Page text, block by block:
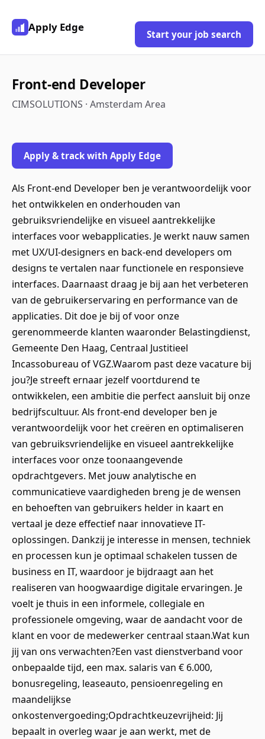
Apply Edge
Start your job search
Front-end Developer
CIMSOLUTIONS · Amsterdam Area
Apply & track with Apply Edge
Als Front-end Developer ben je verantwoordelijk voor
het ontwikkelen en onderhouden van
gebruiksvriendelijke en visueel aantrekkelijke
interfaces voor webapplicaties. Je werkt nauw samen
met UX/UI-designers en back-end developers om
designs te vertalen naar functionele en responsieve
interfaces. Daarnaast draag je bij aan het verbeteren
van de gebruikerservaring en performance van de
applicaties. Dit doe je bij of voor onze
gerenommeerde klanten waaronder Belastingdienst,
Gemeente Den Haag, Centraal Justitieel
Incassobureau of VGZ.Waarom past deze vacature bij
jou?Je streeft ernaar jezelf voortdurend te
ontwikkelen, een ambitie die perfect aansluit bij onze
bedrijfscultuur. Als front-end developer ben je
verantwoordelijk voor het creëren en optimaliseren
van gebruiksvriendelijke en visueel aantrekkelijke
interfaces voor onze toonaangevende
opdrachtgevers. Met jouw analytische en
communicatieve vaardigheden breng je de wensen
en behoeften van gebruikers helder in kaart en
vertaal je deze effectief naar innovatieve IT-
oplossingen. Dankzij je interesse in mensen, techniek
en processen kun je optimaal schakelen tussen de
business en IT, waardoor je bijdraagt aan het
realiseren van hoogwaardige digitale ervaringen. Je
voelt je thuis in een informele, collegiale en
professionele omgeving, waar de aandacht voor de
klant en voor de medewerker centraal staan.Wat kun
jij van ons verwachten?Een vast dienstverband voor
onbepaalde tijd, een max. salaris van € 6.000,
bonusregeling, leaseauto, pensioenregeling en
maandelijkse
onkostenvergoeding;Opdrachtkeuzevrijheid: Jij
bepaalt in overleg waar je aan werkt, met de